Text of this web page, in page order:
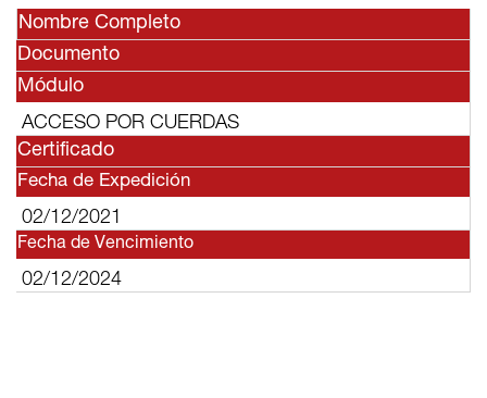
Nombre Completo
Documento
Módulo
ACCESO POR CUERDAS
Certificado
Fecha de Expedición
02/12/2021
Fecha de Vencimiento
02/12/2024